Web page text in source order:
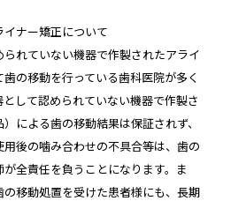
イナー矯正について
れていない機器で作製されたアライ
の移動を行っている歯科医院が多く
して認められていない機器で作製さ
による歯の移動結果は保証されず、
後の噛み合わせの不具合等は、歯の
全責任を負うことになります。ま
移動処置を受けた患者様にも、長期